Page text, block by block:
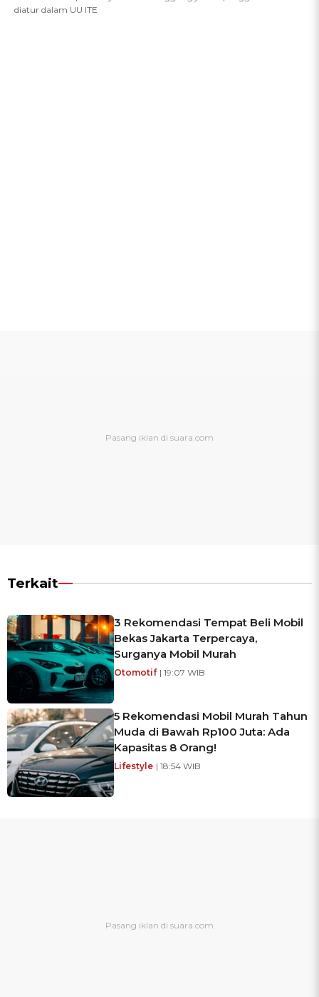
diatur dalam UU ITE
Terkait
3 Rekomendasi Tempat Beli Mobil
Bekas Jakarta Terpercaya,
Surganya Mobil Murah
Otomotif | 19:07 WIB
5 Rekomendasi Mobil Murah Tahun
Muda di Bawah Rp100 Juta: Ada
Kapasitas 8 Orang!
Lifestyle | 18:54 WIB